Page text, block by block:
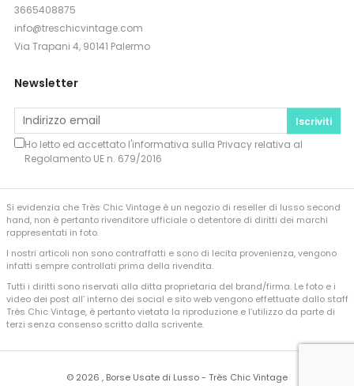
3665408875
info@treschicvintage.com
Via Trapani 4, 90141 Palermo
Newsletter
Iscriviti
Ho letto ed accettato l'informativa sulla Privacyrelativa al
Regolamento UE n. 679/2016
Si evidenzia che Très Chic Vintage è un negozio di reseller di lusso second
hand, non è pertanto rivenditore ufficiale o detentore di diritti dei marchi
rappresentati in foto.
I nostri articoli non sono contraffatti e sono di lecita provenienza, vengono
infatti sempre controllati prima della rivendita.
Tutti i diritti sono riservati alla ditta proprietaria del brand/firma. Le foto e i
video dei post all’ interno dei social e sito web vengono effettuate dallo staff
Très Chic Vintage, è pertanto vietata la riproduzione e l’utilizzo da parte di
terzi senza consenso scritto dalla scrivente.
© 2026 , Borse Usate di Lusso - Très Chic Vintage